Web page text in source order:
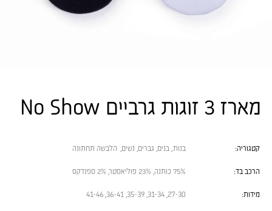
מארז 3 זוגות גרביים No Show
קטגוריה:
הרכב בד:
מידות:
בנות,בנים, גברים, נשים, הלבשה תחתונה
75% כותנה, 23% פוליאסטר, 2% ספנדקס
27-30, 31-34, 35-39, 36-41, 41-46